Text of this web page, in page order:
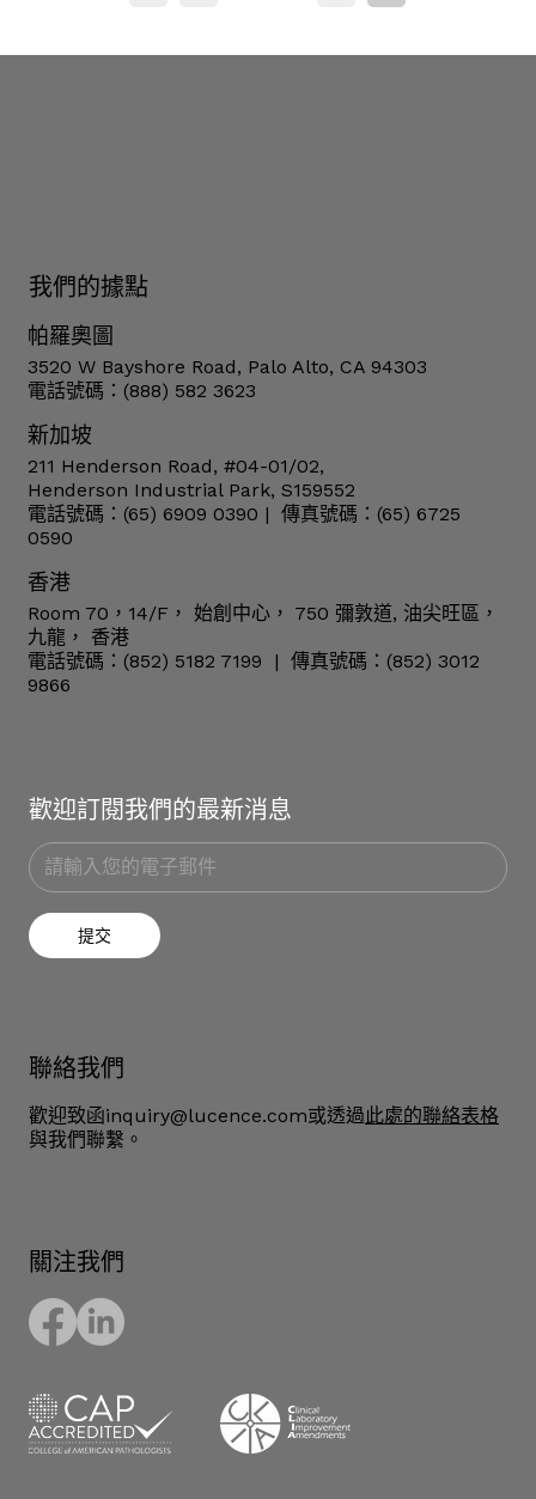
我們的據點
帕羅奧圖
3520 W Bayshore Road, Palo Alto, CA 94303
電話號碼：(888) 582 3623
新加坡
211 Henderson Road, #04-01/02,
Henderson Industrial Park, S159552
電話號碼：(65) 6909 0390 | 傳真號碼：(65) 6725
0590
香港
Room 70，14/F， 始創中心， 750 彌敦道, 油尖旺區，
九龍， 香港
電話號碼：(852) 5182 7199 | 傳真號碼：(852) 3012
9866
歡迎訂閱我們的最新消息
提交
聯絡我們
歡迎致函inquiry@lucence.com或透過此處的聯絡表格
與我們聯繫。
關注我們